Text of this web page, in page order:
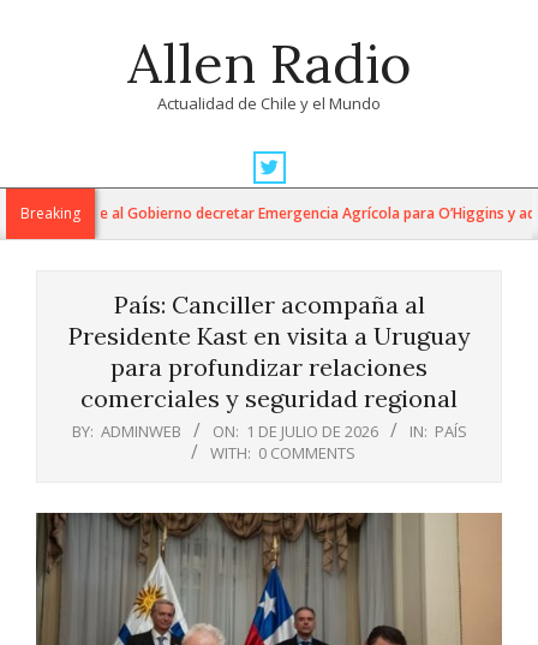
Allen Radio
Actualidad de Chile y el Mundo
Navigation
MenuBreakingexige al Gobierno decretar Emergencia Agrícola para O’Higgins y
País: Canciller acompaña al
Presidente Kast en visita a Uruguay
para profundizar relaciones
comerciales y seguridad regional
BY: ADMINWEB ON: 1 DE JULIO DE 2026 IN: PAÍS
WITH: 0 COMMENTS